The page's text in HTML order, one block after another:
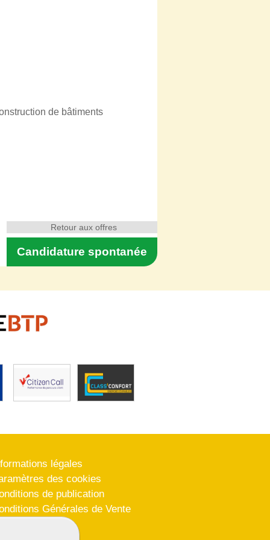
de bâtiments
Candidature spontanée
Retour aux offres
légales
des cookies
de publication
Générales de Vente